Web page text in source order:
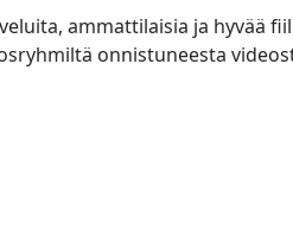
ammattilaisia ja hyvää
onnistuneesta